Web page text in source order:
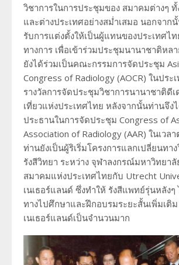
วิชาการในการประชุมของ สมาคมต่างๆ ทั้
และต่างประเทศอย่างสม่ำเสมอ นอกจาก
รับการแต่งตั้งให้เป็นผู้แทนของประเทศไท
ทางการ เพื่อเข้าร่วมประชุมนานาชาติหล
ยังได้ร่วมเป็นคณะกรรมการจัดประชุม
Congress of Radiology (AOCR) ในปร
รางวัลการจัดประชุมวิชาการนานาชาติดี
เที่ยวแห่งประเทศไทย หลังจากนั้นท่านจึง
ประธานในการจัดประชุม Congress of
Association of Radiology (AAR) ในเวล
ท่านยังเป็นผู้ริเริ่มโครงการแลกเปลี่ยนทา
รังสีวิทยา ระหว่าง จุฬาลงกรณ์มหาวิทยา
สมาคมแห่งประเทศไทยกับ Utrecht
เนเธอร์แลนด์ ซึ่งทำให้ รังสีแพทย์รุ่นหลัง
ทางไปศึกษาและฝึกอบรมระยะสั้นเพิ่มเติ
เนเธอร์แลนด์เป็นจำนวนมาก